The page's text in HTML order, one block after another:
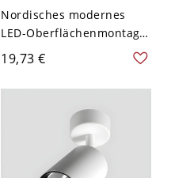
Nordisches modernes
LED-Oberflächenmontage-
Downlight Wohnzimmer-
Oberflächenmontage-
Deckenlampe - 110V-120V
Weiß Warm 10,16 cm
19,73 €